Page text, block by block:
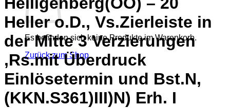
Es befinden sich keine Produkte im Warenkorb.
Zurück zum Shop
Heller o.D., Vs.Zierleiste in
der Mitte 3 Verzierungen
,Rs.mit Überdruck
Einlösetermin und Bst.N,
(KKN.S361)III)N) Erh. I